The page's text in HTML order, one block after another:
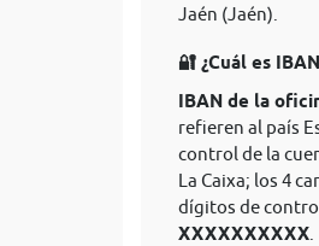
Jaén (Jaén).
🔐 ¿Cuál es
IBAN de la
refieren al país
control de la
La Caixa; los 4
dígitos de
XXXXXXXXXX